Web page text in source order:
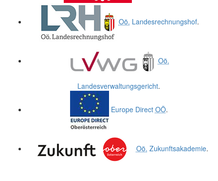
Oö. Landesrechnungshof.
Oö.
Landesverwaltungsgericht.
Europe Direct OÖ.
Oö. Zukunftsakademie.